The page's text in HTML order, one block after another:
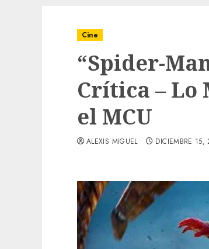
Cine
“Spider-
Crítica – Lo
el MCU
ALEXIS MIGUEL DICIEMBRE 15,